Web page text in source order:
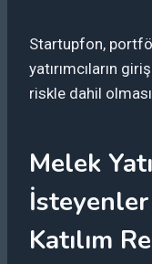
Startupfon,
yatırımcıların
riskle dahil
Melek
İsteyenler
Katılım